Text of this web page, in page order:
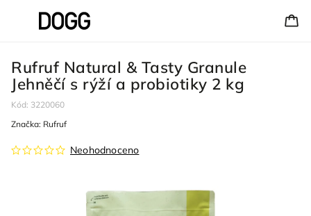
Rufruf Natural & Tasty Granule
Jehněčí s rýží a probiotiky 2 kg
Kód: 3220060
Neohodnoceno
Značka: Rufruf